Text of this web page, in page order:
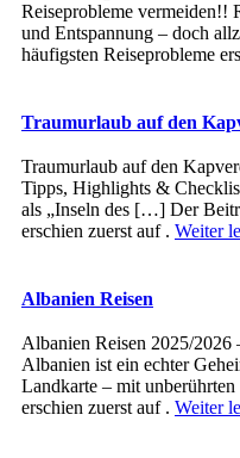
Reiseprobleme vermeiden!!
und Entspannung – doch
häufigsten Reiseprobleme
Traumurlaub auf den
Traumurlaub auf den
Tipps, Highlights &
als „Inseln des […] Der
erschien zuerst auf . Weiter
Albanien Reisen
Albanien Reisen 2025/
Albanien ist ein echter
Landkarte – mit
erschien zuerst auf . Weiter